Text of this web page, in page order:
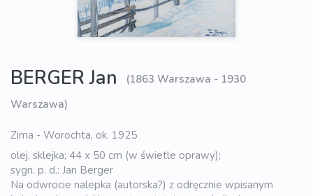
BERGER Jan
(1863 Warszawa - 1930
Warszawa)
Zima - Worochta, ok. 1925
olej, sklejka; 44 x 50 cm (w świetle oprawy);
sygn. p. d.: Jan Berger
Na odwrocie nalepka (autorska?) z odręcznie wpisanym